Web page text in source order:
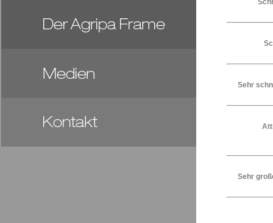
Sehr
Sehr